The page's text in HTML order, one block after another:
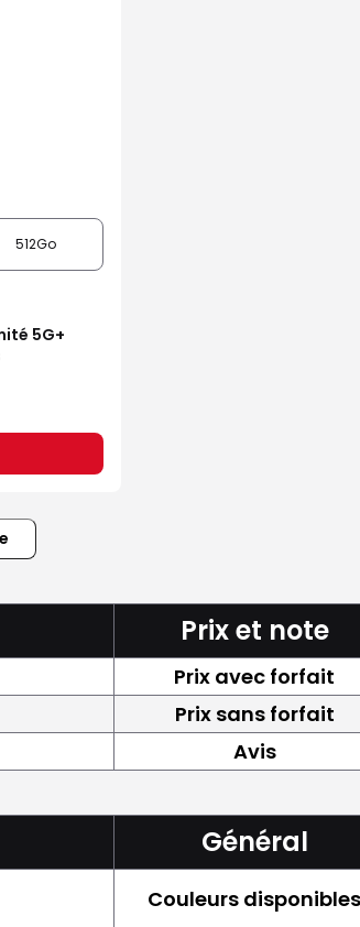
512Go
5G+
Prix et note
Prix avec forfait
Prix sans forfait
Avis
Général
Couleurs disponibles